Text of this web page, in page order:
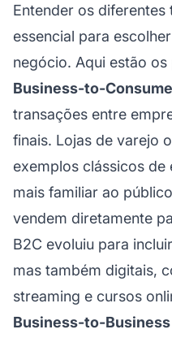
Entender os
essencial para
negócio. Aqui estão
Business-to-
transações entre
finais. Lojas de varejo
exemplos clássicos
mais familiar ao
vendem diretamente
B2C evoluiu para
mas também digitais,
streaming e cursos
Business-to-Business